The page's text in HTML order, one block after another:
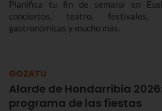
Planifica tu fin de semana en
conciertos, teatro, festivales,
gastronómicas y mucho más.
GOZATU
Alarde de Hondarribia
programa de las fiestas